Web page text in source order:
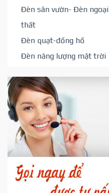
Đèn sân vườn- Đèn ngoại
thất
Đèn quạt-đồng hồ
Đèn năng lượng mặt trời